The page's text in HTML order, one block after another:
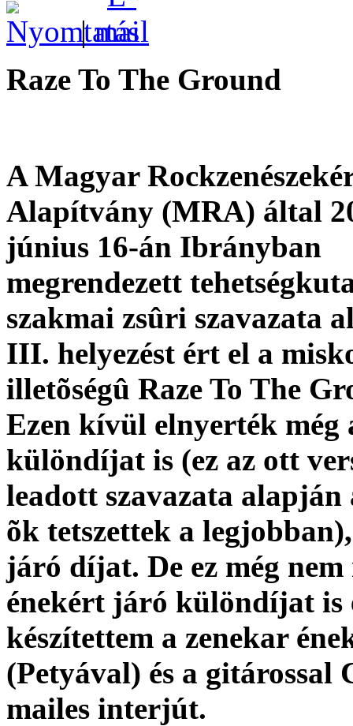
|
Raze To The Ground
A Magyar
Alapítvány (MRA) által
június 16-án Ibrányban
megrendezett
szakmai zsûri szavazata
III. helyezést ért el a
illetõségû Raze To The
Ezen kívül elnyerték még
különdíjat is (ez az ott
leadott szavazata
õk tetszettek a
járó díjat. De ez még
énekért járó különdíjat is
készítettem a zenekar
(Petyával) és a gitárossal
mailes interjút.